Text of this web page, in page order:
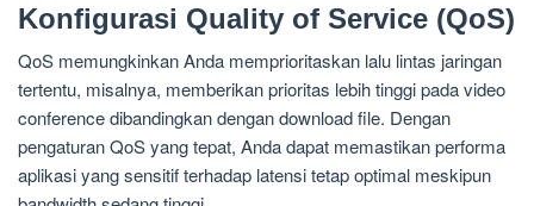
Konfigurasi Quality of Service (QoS)
QoS memungkinkan Anda memprioritaskan lalu lintas jaringan
tertentu, misalnya, memberikan prioritas lebih tinggi pada video
conference dibandingkan dengan download file. Dengan
pengaturan QoS yang tepat, Anda dapat memastikan performa
aplikasi yang sensitif terhadap latensi tetap optimal meskipun